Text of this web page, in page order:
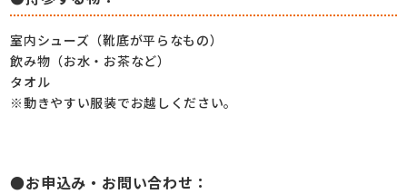
室内シューズ（靴底が平らなもの）
飲み物（お水・お茶など）
タオル
※動きやすい服装でお越しください。
●お申込み・お問い合わせ：